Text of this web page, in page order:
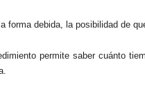
forma debida, la posibilidad de
permite saber cuánto